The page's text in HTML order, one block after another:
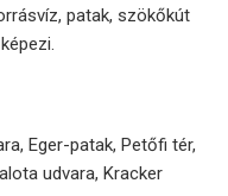
patak, szökőkút
Eger-patak, Petőfi tér,
udvara, Kracker